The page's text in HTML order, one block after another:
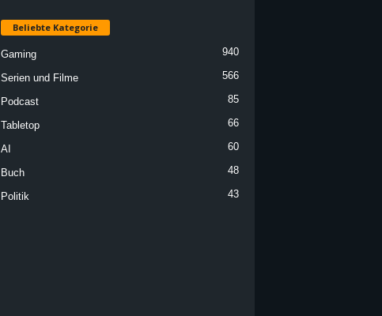
Beliebte Kategorie
Gaming 940
Serien und Filme 566
Podcast 85
Tabletop 66
AI 60
Buch 48
Politik 43